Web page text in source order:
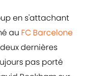
en s'attachant
au FC Barcelone
dernières
pas porté